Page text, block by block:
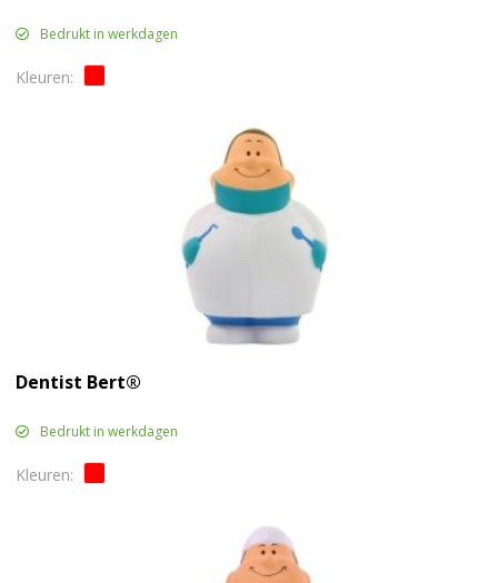
Bedrukt in werkdagen
Dentist Bert®
Bedrukt in werkdagen